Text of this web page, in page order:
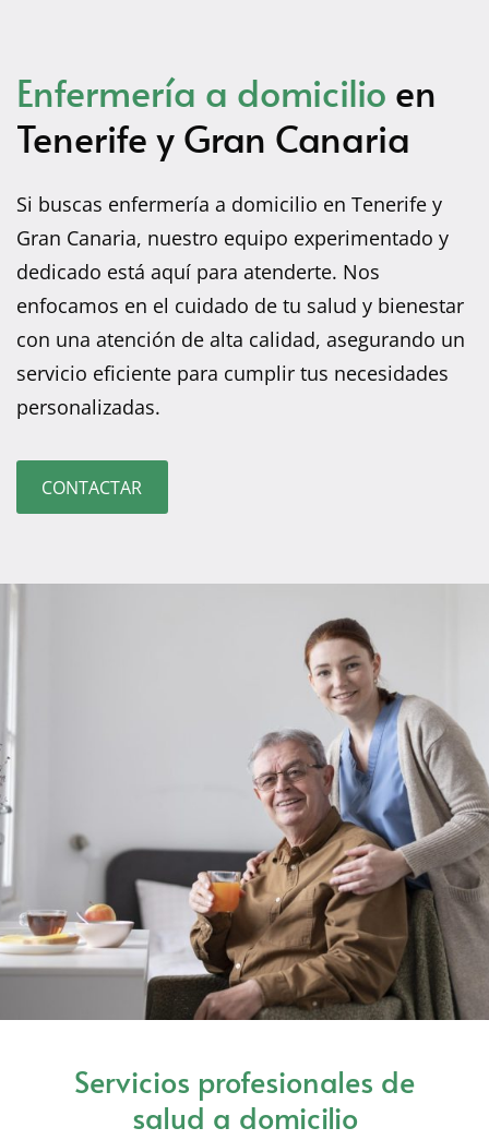
Enfermería a domicilio en
Tenerife y Gran Canaria
Si buscas enfermería a domicilio en Tenerife y
Gran Canaria, nuestro equipo experimentado y
dedicado está aquí para atenderte. Nos
enfocamos en el cuidado de tu salud y bienestar
con una atención de alta calidad, asegurando un
servicio eficiente para cumplir tus necesidades
personalizadas.
CONTACTAR
Servicios profesionales de
salud a domicilio